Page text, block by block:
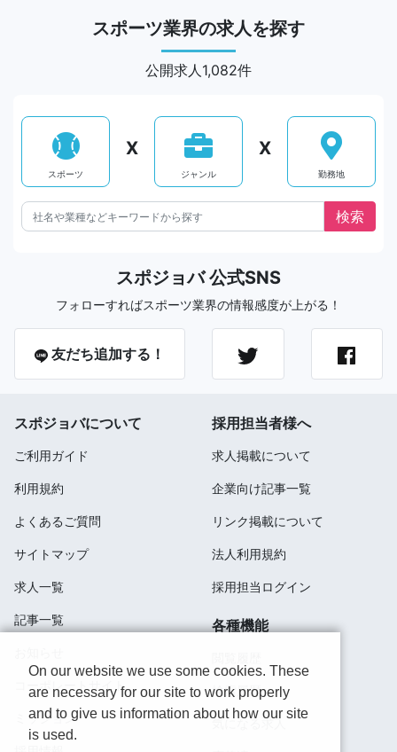
スポーツ業界の求人を探す
公開求人1,082件
スポーツ
X
ジャンル
X
勤務地
スポジョバ 公式SNS
フォローすればスポーツ業界の情報感度が上がる！
友だち追加する！
スポジョバについて
ご利用ガイド
利用規約
よくあるご質問
サイトマップ
求人一覧
記事一覧
コーポレートサイト
ミッション
採用担当者様へ
求人掲載について
企業向け記事一覧
リンク掲載について
法人利用規約
採用担当ログイン
各種機能
検索履歴
気になる求人
On our website we use some cookies. These
are necessary for our site to work properly
and to give us information about how our site
is used.